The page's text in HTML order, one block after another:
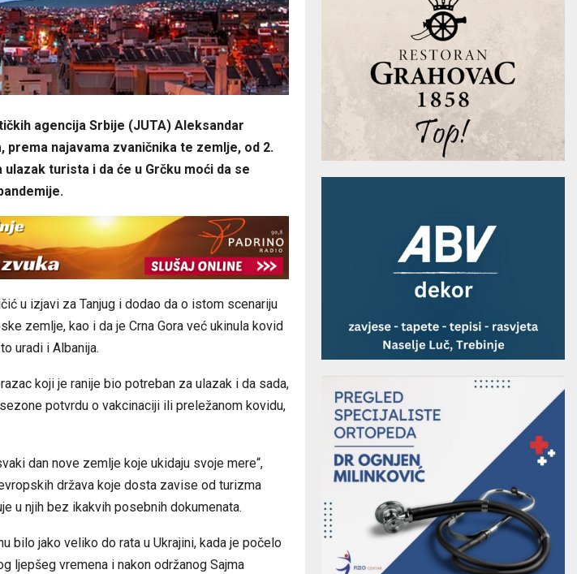
agencija Srbije (JUTA) Aleksandar
prema najavama zvaničnika te zemlje, od 2.
turista i da će u Grčku moći da se
u izjavi za Tanjug i dodao da o istom scenariju
zemlje, kao i da je Crna Gora već ukinula kovid
uradi i Albanija.
koji je ranije bio potreban za ulazak i da sada,
potvrdu o vakcinaciji ili preležanom kovidu,
dan nove zemlje koje ukidaju svoje mere“,
država koje dosta zavise od turizma
u njih bez ikakvih posebnih dokumenata.
bilo jako veliko do rata u Ukrajini, kada je počelo
ljepšeg vremena i nakon održanog Sajma